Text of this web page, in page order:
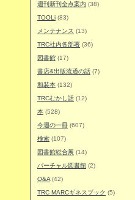
週刊新刊全点案内 (38)
TOOLi (83)
メンテナンス (13)
TRC社内各部署 (36)
図書館 (17)
書店&出版流通の話 (7)
和装本 (132)
TRCむかし話 (12)
本 (528)
今週の一冊 (607)
検索 (107)
図書館総合展 (14)
バーチャル図書館 (2)
Q&A (42)
TRC MARCギネスブック (5)